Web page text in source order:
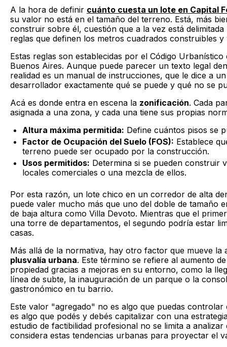
A la hora de definir cuánto cuesta un lote en Capital
su valor no está en el tamaño del terreno. Está, más
construir sobre él, cuestión que a la vez está
reglas que definen los metros cuadrados construibles y
Estas reglas son establecidas por el Código Urbanístico
Buenos Aires. Aunque puede parecer un texto legal
realidad es un manual de instrucciones, que le dice a
desarrollador exactamente qué se puede y qué no se
Acá es donde entra en escena la zonificación. Cada
asignada a una zona, y cada una tiene sus propias
Altura máxima permitida: Define cuántos pisos se
Factor de Ocupación del Suelo (FOS): Establece
terreno puede ser ocupado por la construcción.
Usos permitidos: Determina si se pueden construir
locales comerciales o una mezcla de ellos.
Por esta razón, un lote chico en un corredor de alta
puede valer mucho más que uno del doble de tamaño
de baja altura como Villa Devoto. Mientras que el
una torre de departamentos, el segundo podría estar
casas.
Más allá de la normativa, hay otro factor que mueve la
plusvalía urbana. Este término se refiere al aumento
propiedad gracias a mejoras en su entorno, como la
línea de subte, la inauguración de un parque o la
gastronómico en tu barrio.
Este valor "agregado" no es algo que puedas controlar
es algo que podés y debés capitalizar con una
estudio de factibilidad profesional no se limita a analizar
considera estas tendencias urbanas para proyectar el